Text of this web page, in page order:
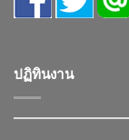
ปฏิทินงาน